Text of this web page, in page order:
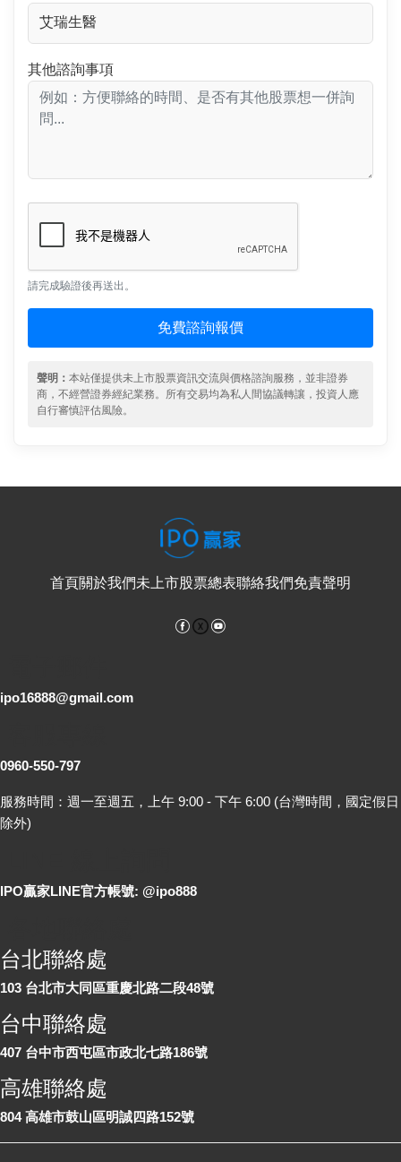
其他諮詢事項
請完成驗證後再送出。
免費諮詢報價
聲明： 本站僅提供未上市股票資訊交流與價格諮詢服務，並非證券
商，不經營證券經紀業務。所有交易均為私人間協議轉讓，投資人應
自行審慎評估風險。
首頁關於我們未上市股票總表聯絡我們免責聲明
Facebook
ipo16888@gmail.com
0960-550-797
服務時間：週一至週五，上午 9:00 - 下午 6:00 (台灣時間，國定假日
除外)
IPO贏家LINE官方帳號: @ipo888
台北聯絡處
103 台北市大同區重慶北路二段48號
台中聯絡處
407 台中市西屯區市政北七路186號
高雄聯絡處
804 高雄市鼓山區明誠四路152號